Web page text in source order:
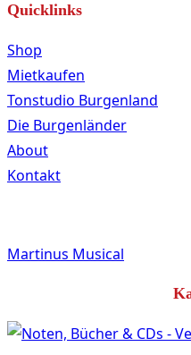
Quicklinks
Shop
Mietkaufen
Tonstudio Burgenland
Die Burgenländer
About
Kontakt
Martinus Musical